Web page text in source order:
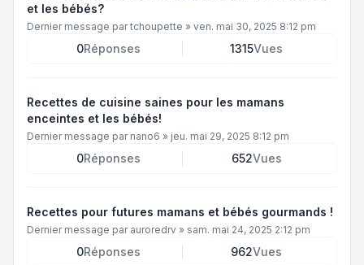
et les bébés?
Dernier message partchoupette » ven. mai 30, 2025 8:12 pm
0Réponses 1315Vues
Recettes de cuisine saines pour les mamans
enceintes et les bébés!
Dernier message par nano6 » jeu. mai 29, 2025 8:12 pm
0Réponses 652Vues
Recettes pour futures mamans et bébés gourmands !
Dernier message par auroredrv » sam. mai 24, 2025 2:12 pm
0Réponses 962Vues